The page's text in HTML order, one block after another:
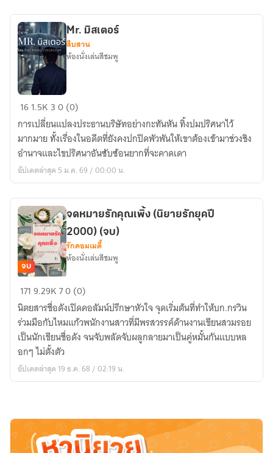
Mr.
มิสเตอร์
Mr. มิสเตอร์
สืบสวน
ห้องนั่งเล่นสีชมพู
161.5K 30 (0)
การเปลี่ยนแปลงประธานบริษัทอย่างกะทันหัน ทิ้งปมปริศนาไว้
มากมาย ทั้งเรื่องในอดีตที่ยังคงปกปิดพัวพันให้เขาต้องเข้ามาช่วงชิง
อำนาจและไขปริศนาอันซับซ้อนยากที่จะคาดเดา
อัปเดตล่าสุด 5 ม.ค. 69 / 00:00 น.
จดหมาย
รัก
คุณ
เพิ้ง
(นิยาย
รัก
ยุค
(จบ)
จบ
จดหมายรักคุณเพิ้ง (นิยายรักยุคปี
2000) (จบ)
รักคอมเมดี้
ห้องนั่งเล่นสีชมพู
1719.29K70 (0)
นิตยสารชื่อดังเปิดคอลัมน์ปรึกษาหัวใจ จุดเริ่มต้นที่ทำให้บก.กรวิน
ร่วมมือกับไหมแก้วพนักงานสาวที่มีพรสวรรค์ด้านงานเขียนสวมรอย
เป็นนักเขียนชื่อดัง จนจับพลัดจับผลูกลายมาเป็นคู่หมั้นกันแบบหล
อกๆ ไม่ตั้งตัว
อัปเดตล่าสุด 19 ธ.ค. 68 / 02:19 น.